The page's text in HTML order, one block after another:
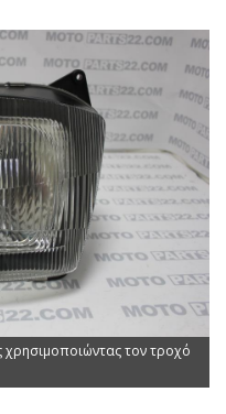
χρησιμοποιώντας τον τροχό